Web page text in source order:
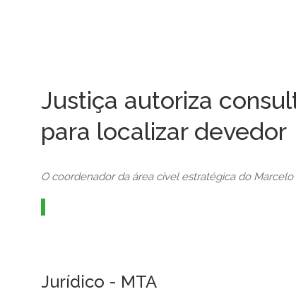
Justiça autoriza
para localizar devedor
O coordenador da área cível estratégica do
Jurídico - MTA